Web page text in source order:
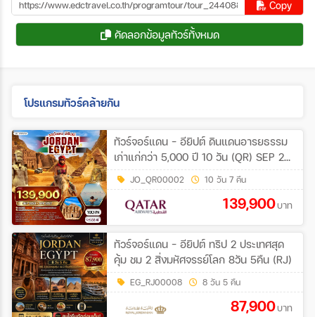
Copy
คัดลอกข้อมูลทัวร์ทั้งหมด
โปรแกรมทัวร์คล้ายกัน
ทัวร์จอร์แดน - อียิปต์ ดินแดนอารยธรรม
เก่าแก่กว่า 5,000 ปี 10 วัน (QR) SEP 26
- APR 27
JO_QR00002 10 วัน 7 คืน
139,900บาท
ทัวร์จอร์แดน - อียิปต์ ทริป 2 ประเทศสุด
คุ้ม ชม 2 สิ่งมหัศจรรย์โลก 8วัน 5คืน (RJ)
EG_RJ00008 8 วัน 5 คืน
87,900บาท